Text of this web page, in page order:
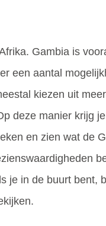
Gambia is
een aantal
kiezen uit
deze manier krijg
en zien wat de
je in de buurt bent,